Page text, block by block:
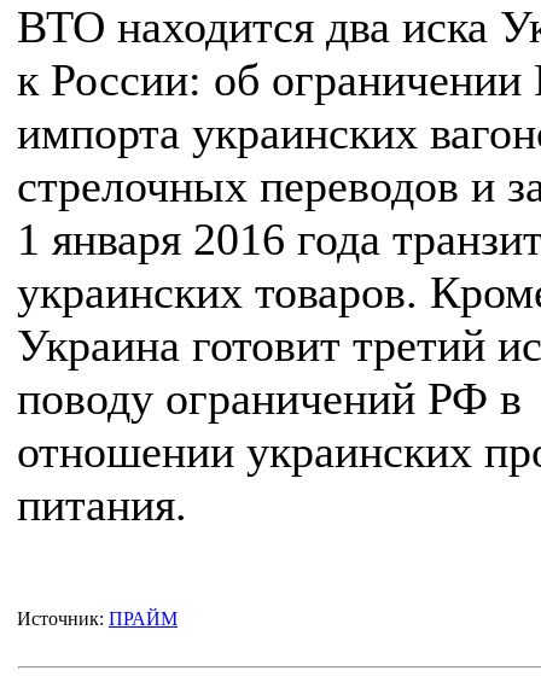
ВТО находится два иска
к России: об ограничении
импорта украинских
стрелочных переводов и
1 января 2016 года
украинских товаров.
Украина готовит третий
поводу ограничений РФ в
отношении украинских
питания.
Источник: ПРАЙМ